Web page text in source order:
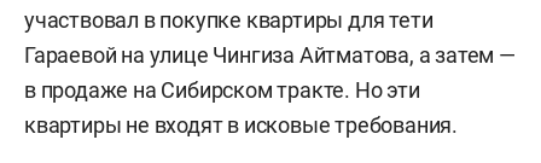
участвовал в покупке квартиры для тети
Гараевой на улице Чингиза Айтматова, а затем —
в продаже на Сибирском тракте. Но эти
квартиры не входят в исковые требования.